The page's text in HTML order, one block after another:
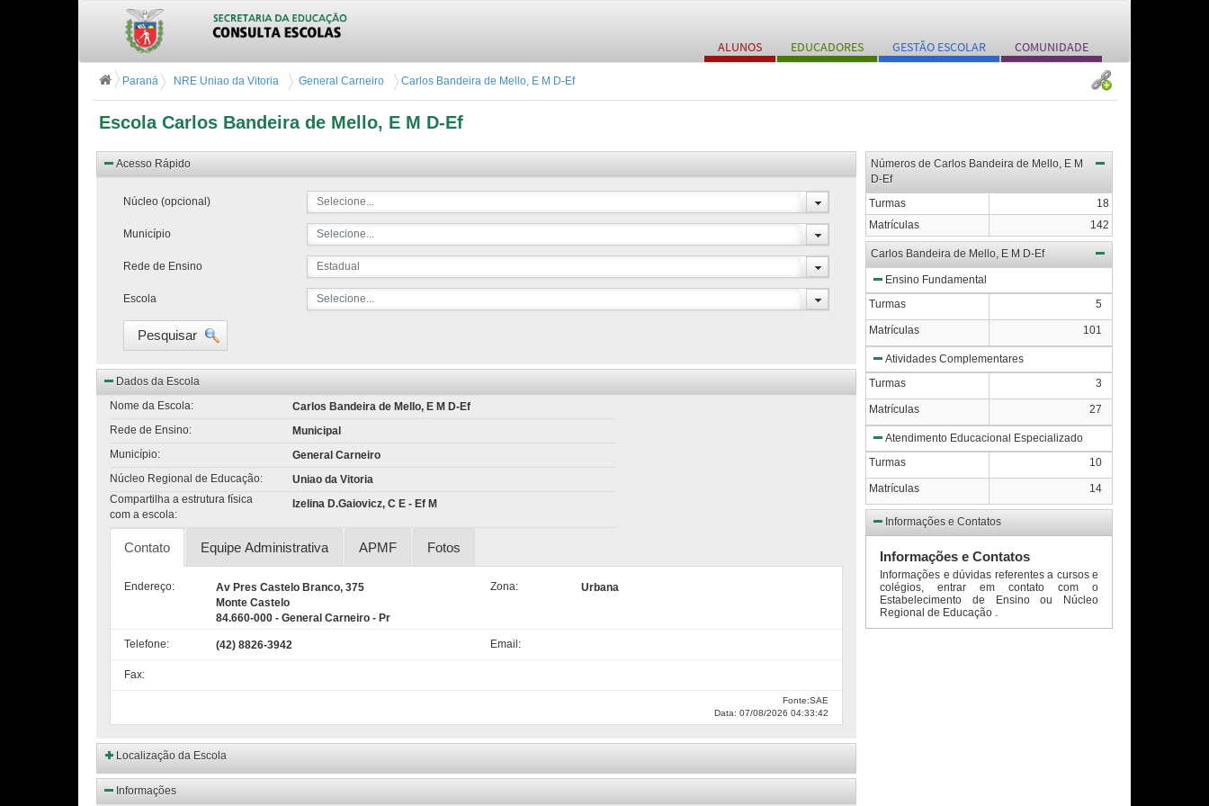
ALUNOS EDUCADORES GESTÃO ESCOLAR COMUNIDADE
Escola Carlos Bandeira de Mello, E M D-Ef
Paraná NRE Uniao da Vitoria General Carneiro Carlos Bandeira de Mello, E M D-Ef
Acesso Rápido
Núcleo (opcional) Selecione...
Município Selecione...
Rede de Ensino Estadual
Escola Selecione...
Pesquisar
Dados da Escola
Nome da Escola:
Carlos Bandeira de Mello, E M D-Ef
Rede de Ensino:
Municipal
Município:
General Carneiro
Núcleo Regional de Educação:
Uniao da Vitoria
Compartilha a estrutura física
com a escola:
Izelina D.Gaiovicz, C E - Ef M
Contato Equipe Administrativa APMF Fotos
Endereço:
Av Pres Castelo Branco, 375
Monte Castelo
84.660-000 - General Carneiro - Pr
Zona: Urbana
Telefone: (42) 8826-3942 Email:
Fax:
Fonte:SAE
Data: 07/08/2026 04:33:42
Localização da Escola
Informações
Números de Carlos Bandeira de Mello, E M
D-Ef
Turmas
18
Matrículas
142
Carlos Bandeira de Mello, E M D-Ef
Ensino Fundamental
Turmas
5
Matrículas 101
Atividades Complementares
Turmas
3
Matrículas 27
Atendimento Educacional Especializado
Turmas
10
Matrículas 14
Informações e Contatos
Informações e Contatos
Informações e dúvidas referentes a cursos e
colégios, entrar em contato com o
Estabelecimento de Ensino ou Núcleo
Regional de Educação .